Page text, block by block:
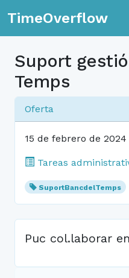
TimeOverflow
Suport
Temps
Oferta
15 de febrero de 2024
Tareas
SuportBancdelTemps
Puc col.laborar